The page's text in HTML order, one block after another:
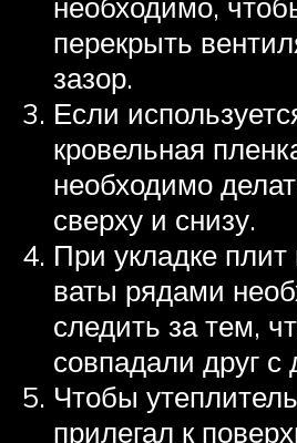
перекрыть
зазор.
Если
кровельная
необходимо
сверху и снизу.
При укладке
ваты рядами
следить за тем,
совпадали друг с
Чтобы
прилегал к